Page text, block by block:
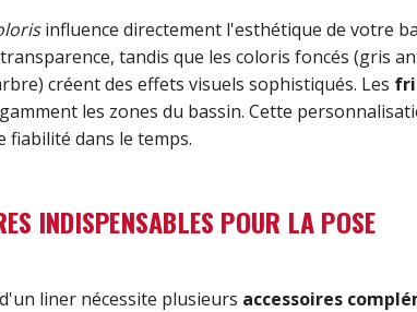
influence directement l'esthétique de votre
tandis que les coloris foncés (gris
créent des effets visuels sophistiqués. Les
les zones du bassin. Cette
fiabilité dans le temps.
INDISPENSABLES POUR LA POSE
liner nécessite plusieurs accessoires